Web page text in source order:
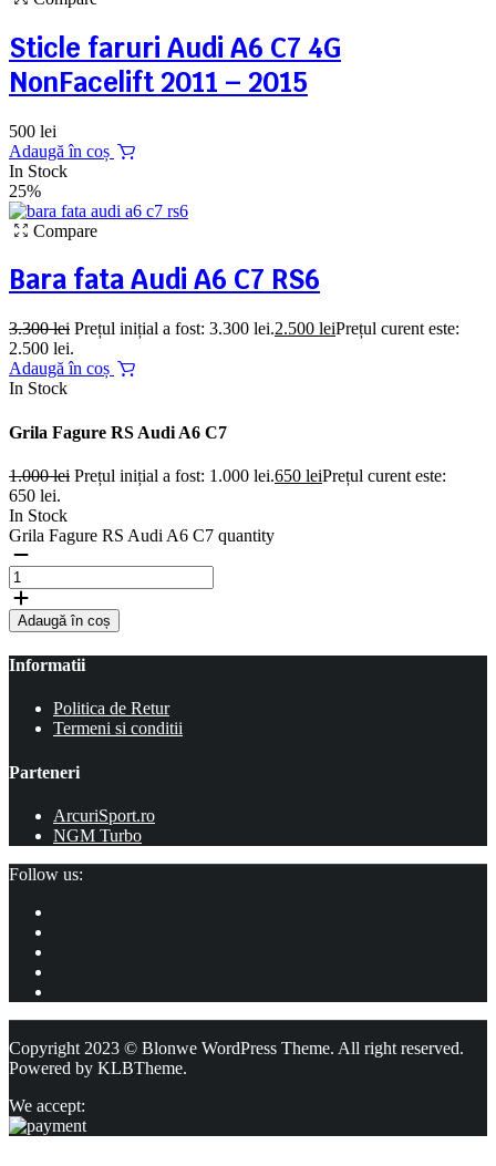
Sticle faruri Audi A6 C7 4G
NonFacelift 2011 – 2015
500 lei
Adaugă în coș
In Stock
25%
Compare
Bara fata Audi A6 C7 RS6
3.300lei Prețul inițial a fost: 3.300 lei.2.500 leiPrețul curent este:
2.500 lei.
Adaugă în coș
In Stock
Grila Fagure RS Audi A6 C7
1.000lei Prețul inițial a fost: 1.000 lei.650 leiPrețul curent este:
650 lei.
In Stock
Grila Fagure RS Audi A6 C7 quantity
Adaugă în coș
Informatii
Politica de Retur
Termeni si conditii
Parteneri
ArcuriSport.ro
NGM Turbo
Follow us:
Copyright 2023 © Blonwe WordPress Theme. All right reserved.
Powered by KLBTheme.
We accept: